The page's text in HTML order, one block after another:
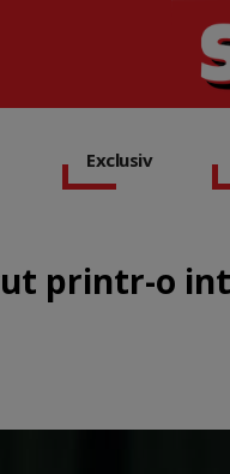
Exclusiv
printr-o